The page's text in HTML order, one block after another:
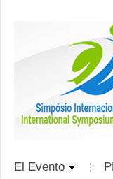
El Evento